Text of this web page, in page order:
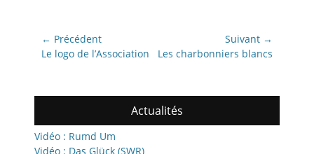
Navigation
de
← Précédent
Article
Le logo de l’Association
Suivant →
Article
Les charbonniers blancs
Actualités
Vidéo : Rumd Um
Vidéo : Das Glück (SWR)